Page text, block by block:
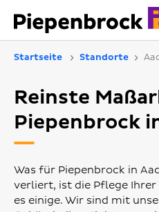
Startseite Standorte
Reinste
Piepenbrock
Was für Piepenbrock in
verliert, ist die Pflege
es einige. Wir sind mit